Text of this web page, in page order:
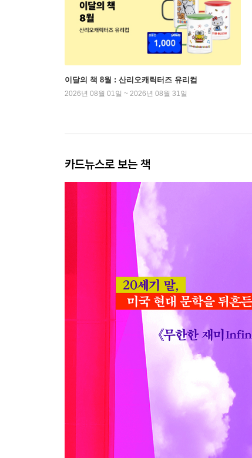
이달의 책 8월 : 산리오캐릭터즈 유리컵
2026년 08월 01일 ~ 2026년 08월 31일
카드뉴스로 보는 책